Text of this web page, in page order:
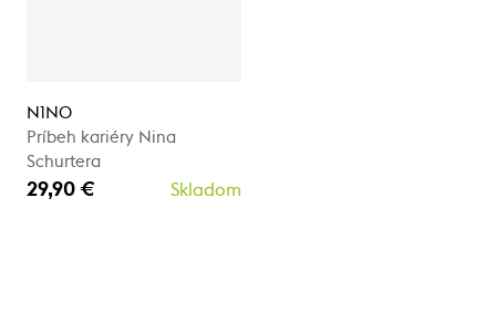
N1NO
Príbeh kariéry Nina
Schurtera
29,90 € Skladom